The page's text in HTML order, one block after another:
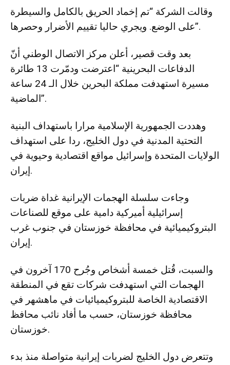
وقالت الشركة “تم إخماد الحريق بالكامل والسيطرة
على الوضع. ويجري حاليا تقييم الأضرار وحصرها”.
بعد وقت قصير، أعلن مركز الاتصال الوطني أنّ
الدفاعات البحرينية “اعترضت ودمّرت 13 طائرة
مسيرة استهدفت مملكة البحرين خلال الـ 24 ساعة
الماضية”.
وهددت الجمهورية الإسلامية مرارا باستهداف البنية
التحتية المدنية في دول الخليج، ردا على استهداف
الولايات المتحدة وإسرائيل مواقع اقتصادية وحيوية في
إيران.
وجاءت سلسلة الهجمات الإيرانية غداة ضربات
إسرائيلية أميركية دامية على موقع للصناعات
البتروكيميائية في محافظة خوزستان في جنوب غرب
إيران.
والسبت، قُتل خمسة أشخاص وجُرح 170 آخرون في
الهجمات التي استهدفت شركات تقع في المنطقة
الاقتصادية الخاصة للبتروكيميائيات في ماهشهر في
محافظة خوزستان، حسب ما أفاد نائب محافظ
خوزستان.
وتتعرض دول الخليج لضربات إيرانية متواصلة منذ بدء